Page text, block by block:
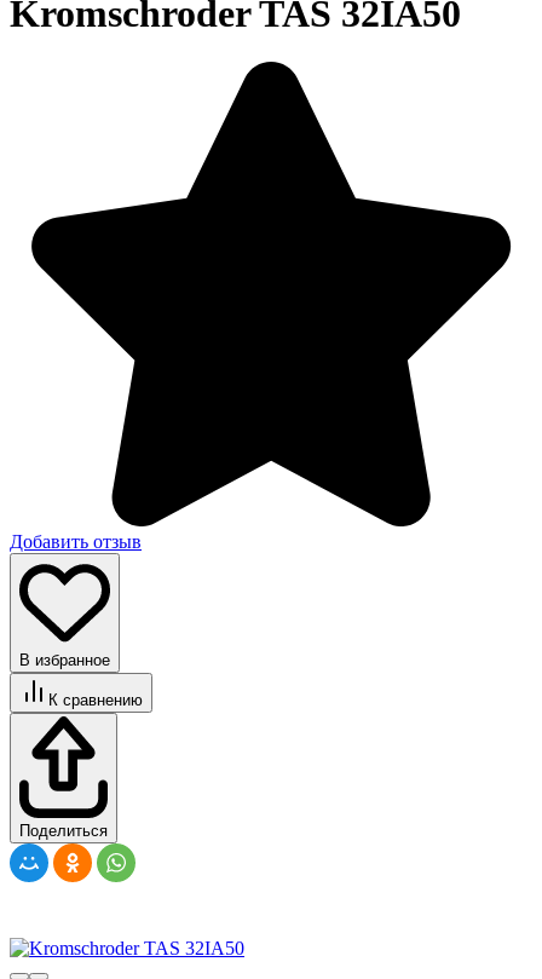
Kromschroder TAS 32IA50
Добавить отзыв
В избранное
К сравнению
Поделиться